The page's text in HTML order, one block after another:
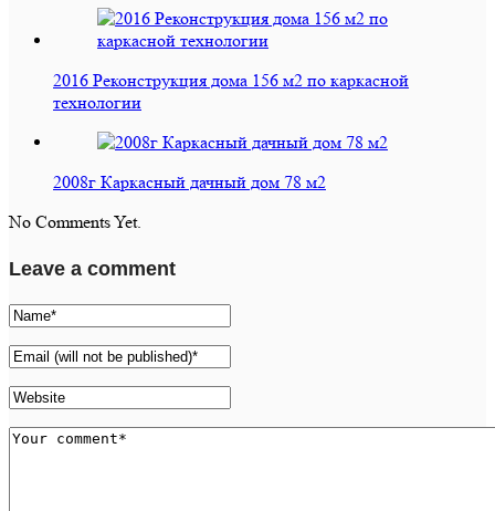
2016 Реконструкция дома 156 м2 по каркасной
технологии
2008г Каркасный дачный дом 78 м2
No Comments Yet.
Leave a comment